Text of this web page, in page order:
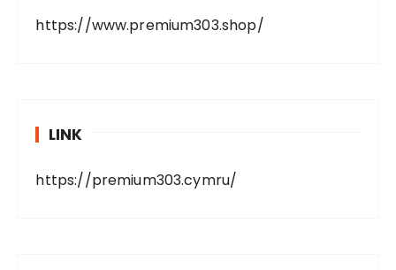
https://www.premium303.shop/
LINK
https://premium303.cymru/